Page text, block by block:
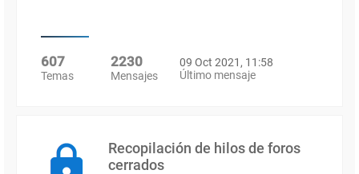
607
Temas
2230
Mensajes
09 Oct 2021, 11:58
Último mensaje
Recopilación de hilos de foros
cerrados